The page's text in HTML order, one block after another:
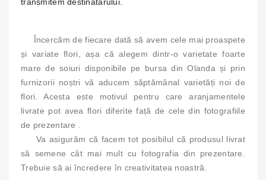
Încercăm de fiecare dată să avem cele mai proaspete
și variate flori, așa că alegem dintr-o varietate foarte
mare de soiuri disponibile pe bursa din Olanda și prin
furnizorii noștri vă aducem săptămânal varietăți noi de
flori. Acesta este motivul pentru care aranjamentele
livrate pot avea flori diferite față de cele din fotografiile
de prezentare .
Va asigurăm că facem tot posibilul că produsul livrat
să semene cât mai mult cu fotografia din prezentare.
Trebuie să ai încredere în creativitatea noastră.